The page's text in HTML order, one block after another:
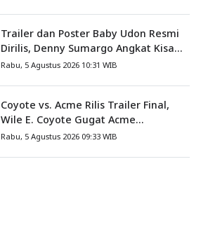
Trailer dan Poster Baby Udon Resmi
Dirilis, Denny Sumargo Angkat Kisah
Nyata Fanny Kondoh
Rabu, 5 Agustus 2026 10:31 WIB
Coyote vs. Acme Rilis Trailer Final,
Wile E. Coyote Gugat Acme
Corporation ke Pengadilan
Rabu, 5 Agustus 2026 09:33 WIB